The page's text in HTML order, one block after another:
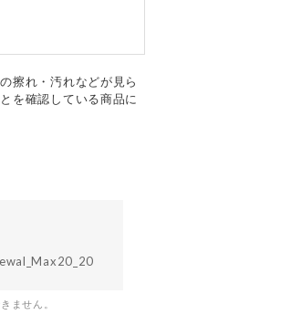
擦れ・汚れなどが見ら
を確認している商品に
ません。